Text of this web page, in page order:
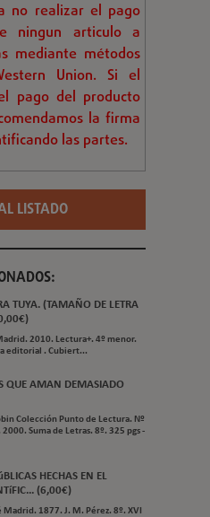
no realizar el pago
ningun articulo a
mediante métodos
Union. Si el
pago del producto
la firma
las partes.
LISTADO
TUYA. (TAMAÑO DE LETRA
2010. Lectura+. 4º menor.
editorial . Cubiert...
QUE AMAN DEMASIADO
Colección Punto de Lectura. Nº
Suma de Letras. 8º. 325 pgs -
HECHAS EN EL
(6,00€)
Madrid. 1877. J. M. Pérez. 8º. XVI